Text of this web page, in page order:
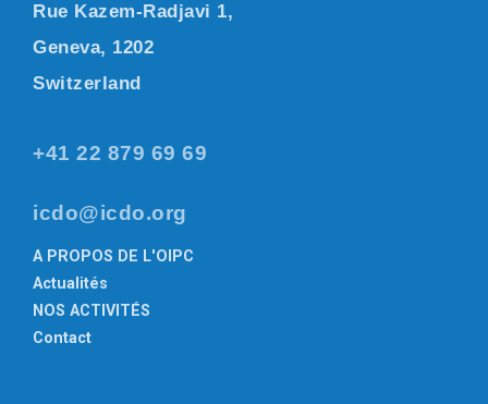
Rue Kazem-Radjavi 1,
Geneva, 1202
Switzerland
+41 22 879 69 69
icdo@icdo.org
A PROPOS DE L'OIPC
Actualités
NOS ACTIVITÉS
Contact